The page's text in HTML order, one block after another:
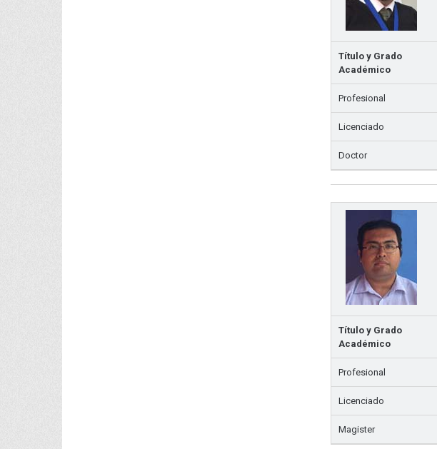
Título y Grado
Académico
Profesional
Licenciado
Doctor
Título y Grado
Académico
Profesional
Licenciado
Magister